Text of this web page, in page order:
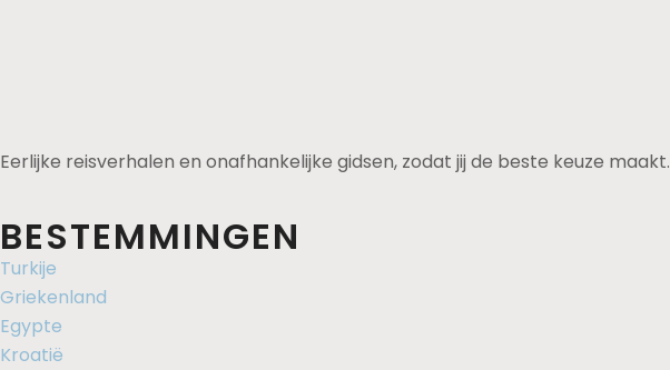
Eerlijke reisverhalen en onafhankelijke gidsen, zodat jij de beste keuze maakt.
BESTEMMINGEN
Turkije
Griekenland
Egypte
Kroatië